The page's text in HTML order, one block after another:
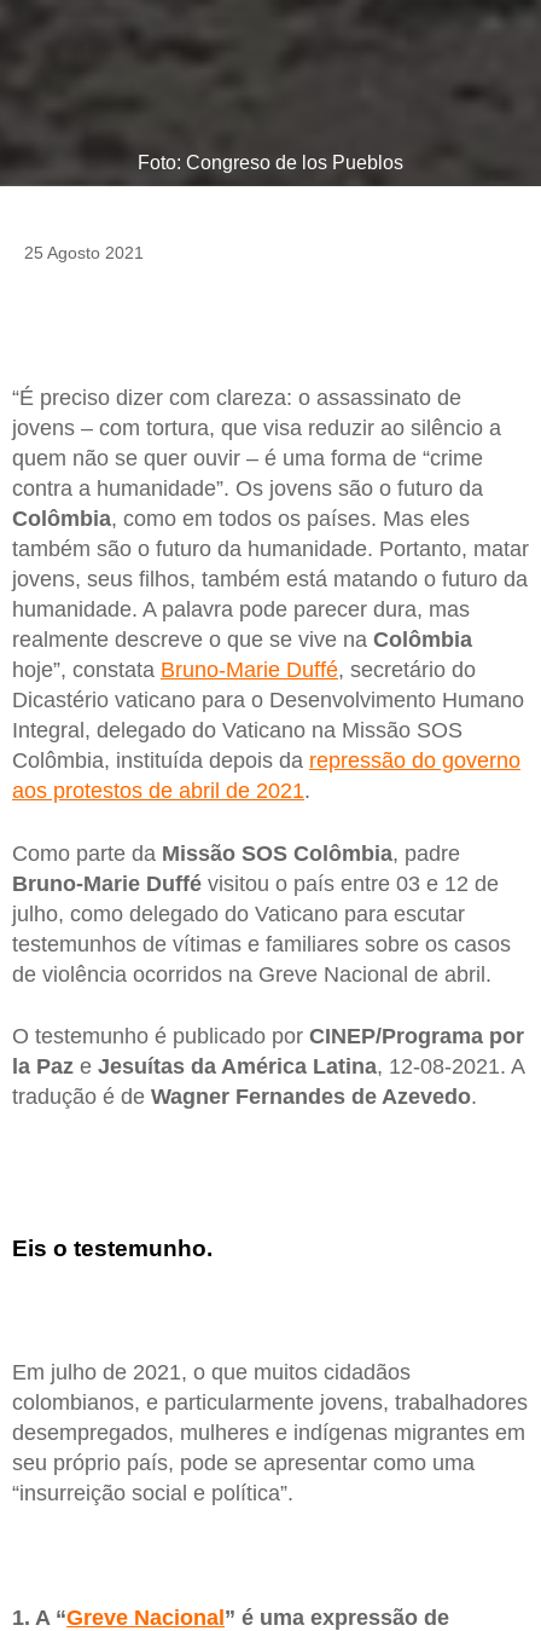
Foto: Congreso de los Pueblos
25 Agosto 2021
“É preciso dizer com clareza: o assassinato de
jovens – com tortura, que visa reduzir ao silêncio a
quem não se quer ouvir – é uma forma de “crime
contra a humanidade”. Os jovens são o futuro da
Colômbia, como em todos os países. Mas eles
também são o futuro da humanidade. Portanto, matar
jovens, seus filhos, também está matando o futuro da
humanidade. A palavra pode parecer dura, mas
realmente descreve o que se vive na Colômbia
hoje”, constata Bruno-Marie Duffé, secretário do
Dicastério vaticano para o Desenvolvimento Humano
Integral, delegado do Vaticano na Missão SOS
Colômbia, instituída depois da repressão do governo
aos protestos de abril de 2021.
Como parte da Missão SOS Colômbia, padre
Bruno-Marie Duffé visitou o país entre 03 e 12 de
julho, como delegado do Vaticano para escutar
testemunhos de vítimas e familiares sobre os casos
de violência ocorridos na Greve Nacional de abril.
O testemunho é publicado por CINEP/Programa por
la Paz e Jesuítas da América Latina, 12-08-2021. A
tradução é de Wagner Fernandes de Azevedo.
Eis o testemunho.
Em julho de 2021, o que muitos cidadãos
colombianos, e particularmente jovens, trabalhadores
desempregados, mulheres e indígenas migrantes em
seu próprio país, pode se apresentar como uma
“insurreição social e política”.
1. A “Greve Nacional” é uma expressão de